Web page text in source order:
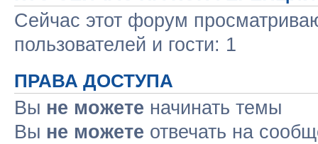
Сейчас этот форум
пользователей и гости: 1
ПРАВА ДОСТУПА
Вы не можете начинать темы
Вы не можете отвечать на